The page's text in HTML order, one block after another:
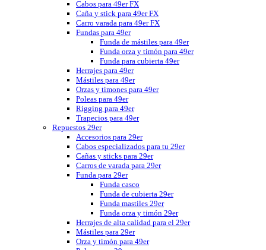
Cabos para 49er FX
Caña y stick para 49er FX
Carro varada para 49er FX
Fundas para 49er
Funda de mástiles para 49er
Funda orza y timón para 49er
Funda para cubierta 49er
Herrajes para 49er
Mástiles para 49er
Orzas y timones para 49er
Poleas para 49er
Rigging para 49er
Trapecios para 49er
Repuestos 29er
Accesorios para 29er
Cabos especializados para tu 29er
Cañas y sticks para 29er
Carros de varada para 29er
Funda para 29er
Funda casco
Funda de cubierta 29er
Funda mastiles 29er
Funda orza y timón 29er
Herrajes de alta calidad para el 29er
Mástiles para 29er
Orza y timón para 49er